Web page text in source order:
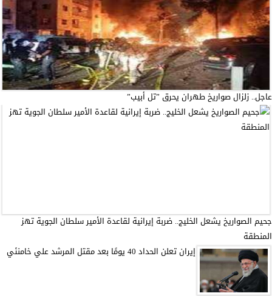
عاجل.. زلزال صواريخ طهران يحرق ”تل أبيب”
جحيم الصواريخ يشعل الخليج.. ضربة إيرانية لقاعدة الأمير سلطان الجوية تهز
المنطقة
إيران تعلن الحداد 40 يومًا بعد مقتل المرشد علي خامنئي